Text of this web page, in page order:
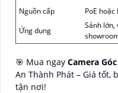
Nguồn cấp
PoE hoặc
Ứng dụng
Sảnh lớn,
🎯 Mua ngay Camera
An Thành Phát – Giá
tận nơi!